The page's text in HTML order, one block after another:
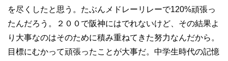
を尽くしたと思う。たぶんメドレーリレーで120%頑張っ
たんだろう。２００で阪神にはでれないけど、その結果よ
り大事なのはそのために積み重ねてきた努力なんだから。
目標にむかって頑張ったことが大事だ。中学生時代の記憶